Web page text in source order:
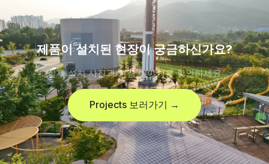
제품이 설치된 현장이 궁금하신가요?
실제 설치 사진과 현장 이야기를 확인하세요
Projects 보러가기 →